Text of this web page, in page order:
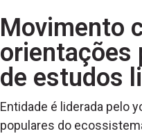
Movimento
orientações
de estudos
Entidade é liderada pelo
populares do